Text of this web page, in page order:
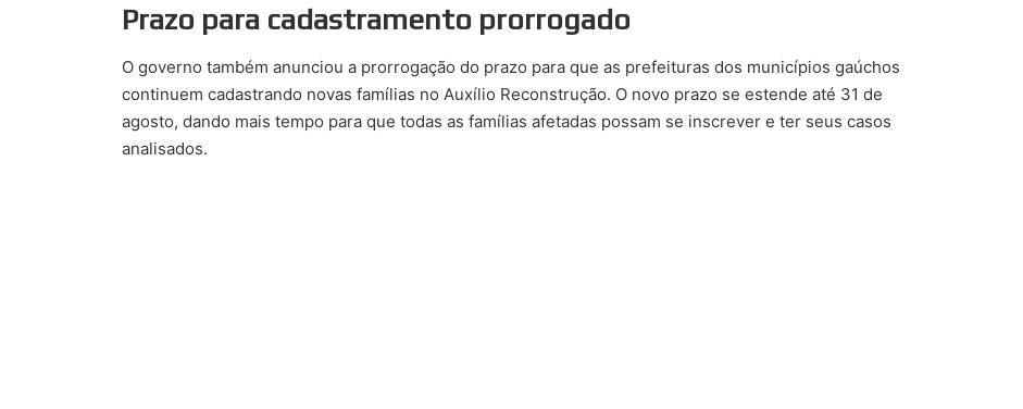
Prazo para cadastramento prorrogado
O governo também anunciou a prorrogação do prazo para que as prefeituras dos municípios gaúchos
continuem cadastrando novas famílias no Auxílio Reconstrução. O novo prazo se estende até 31 de
agosto, dando mais tempo para que todas as famílias afetadas possam se inscrever e ter seus casos
analisados.